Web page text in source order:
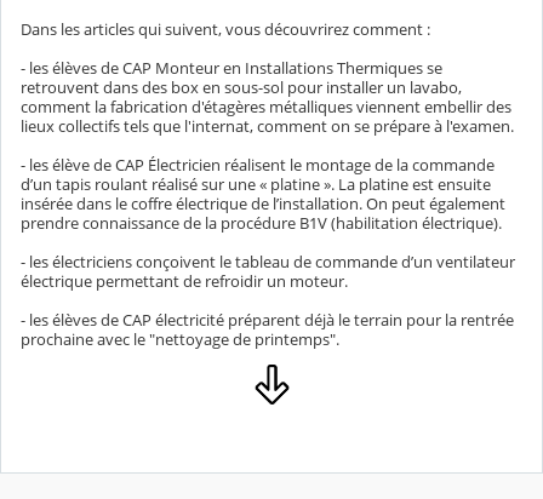
Dans les articles qui suivent, vous découvrirez comment :
- les élèves de CAP Monteur en Installations Thermiques se
retrouvent dans des box en sous-sol pour installer un lavabo,
comment la fabrication d'étagères métalliques viennent embellir des
lieux collectifs tels que l'internat, comment on se prépare à l'examen.
- les élève de CAP Électricien réalisent le montage de la commande
d’un tapis roulant réalisé sur une « platine ». La platine est ensuite
insérée dans le coffre électrique de l’installation. On peut également
prendre connaissance de la procédure B1V (habilitation électrique).
- les électriciens conçoivent le tableau de commande d’un ventilateur
électrique permettant de refroidir un moteur.
- les élèves de CAP électricité préparent déjà le terrain pour la rentrée
prochaine avec le "nettoyage de printemps".